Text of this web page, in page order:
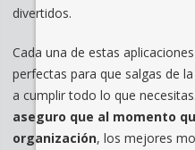
divertidos.
Cada una de estas
perfectas para que salgas de
a cumplir todo lo que necesitas.
aseguro que al momento
organización, los mejores